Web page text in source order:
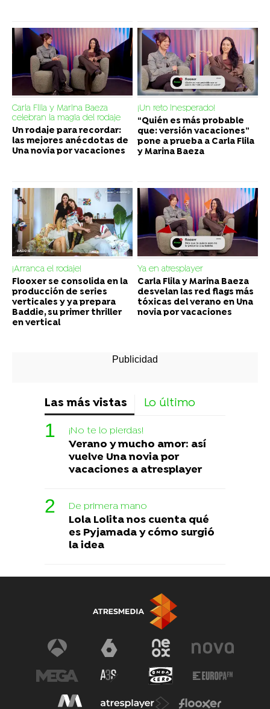
Carla Flila y Marina Baeza
celebran la magia del rodaje
Un rodaje para recordar:
las mejores anécdotas de
Una novia por vacaciones
¡Un reto inesperado!
“Quién es más probable
que: versión vacaciones”
pone a prueba a Carla Flila
y Marina Baeza
¡Arranca el rodaje!
Flooxer se consolida en la
producción de series
verticales y ya prepara
Baddie, su primer thriller
en vertical
Ya en atresplayer
Carla Flila y Marina Baeza
desvelan las red flags más
tóxicas del verano en Una
novia por vacaciones
Las más vistas Lo último
¡No te lo pierdas!
Verano y mucho amor: así
vuelve Una novia por
vacaciones a atresplayer
De primera mano
Lola Lolita nos cuenta qué
es Pyjamada y cómo surgió
la idea